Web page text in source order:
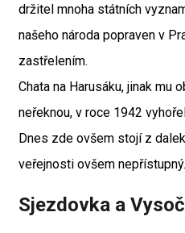
držitel mnoha státních
našeho národa popraven v
zastřelením.
Chata na Harusáku, jinak mu
neřeknou, v roce 1942
Dnes zde ovšem stojí z
veřejnosti ovšem nepřístupný.
Sjezdovka a